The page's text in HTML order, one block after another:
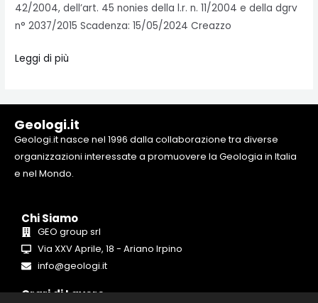
42/2004, dell’art. 45 nonies della l.r. n. 11/2004 e della dgrv
n° 2037/2015 Scadenza: 15/05/2024 Creazzo
Leggi di più
Geologi.it
Geologi.it nasce nel 1996 dalla collaborazione tra diverse
organizzazioni interessate a promuovere la Geologia in Italia
e nel Mondo.
Chi Siamo
GEO group srl
Via XXV Aprile, 18 - Ariano Irpino
info@geologi.it
Orari di Lavoro